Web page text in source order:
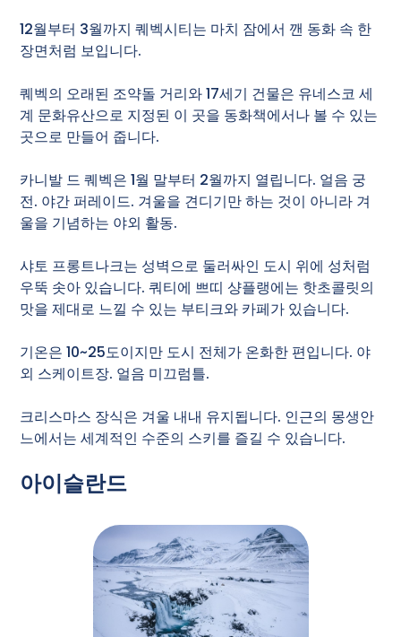
12월부터 3월까지 퀘벡시티는 마치 잠에서 깬 동화 속 한
장면처럼 보입니다.
퀘벡의 오래된 조약돌 거리와 17세기 건물은 유네스코 세
계 문화유산으로 지정된 이 곳을 동화책에서나 볼 수 있는
곳으로 만들어 줍니다.
카니발 드 퀘벡은 1월 말부터 2월까지 열립니다. 얼음 궁
전. 야간 퍼레이드. 겨울을 견디기만 하는 것이 아니라 겨
울을 기념하는 야외 활동.
샤토 프롱트나크는 성벽으로 둘러싸인 도시 위에 성처럼
우뚝 솟아 있습니다. 쿼티에 쁘띠 샹플랭에는 핫초콜릿의
맛을 제대로 느낄 수 있는 부티크와 카페가 있습니다.
기온은 10~25도이지만 도시 전체가 온화한 편입니다. 야
외 스케이트장. 얼음 미끄럼틀.
크리스마스 장식은 겨울 내내 유지됩니다. 인근의 몽생안
느에서는 세계적인 수준의 스키를 즐길 수 있습니다.
아이슬란드